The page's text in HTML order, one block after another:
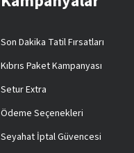
Son Dakika Tatil Fırsatları
Kıbrıs Paket Kampanyası
Setur Extra
Ödeme Seçenekleri
Seyahat İptal Güvencesi